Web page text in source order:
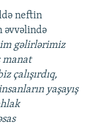
neftin
əvvəlində
gəlirlərimiz
manat
çalışırdıq,
yaşayış